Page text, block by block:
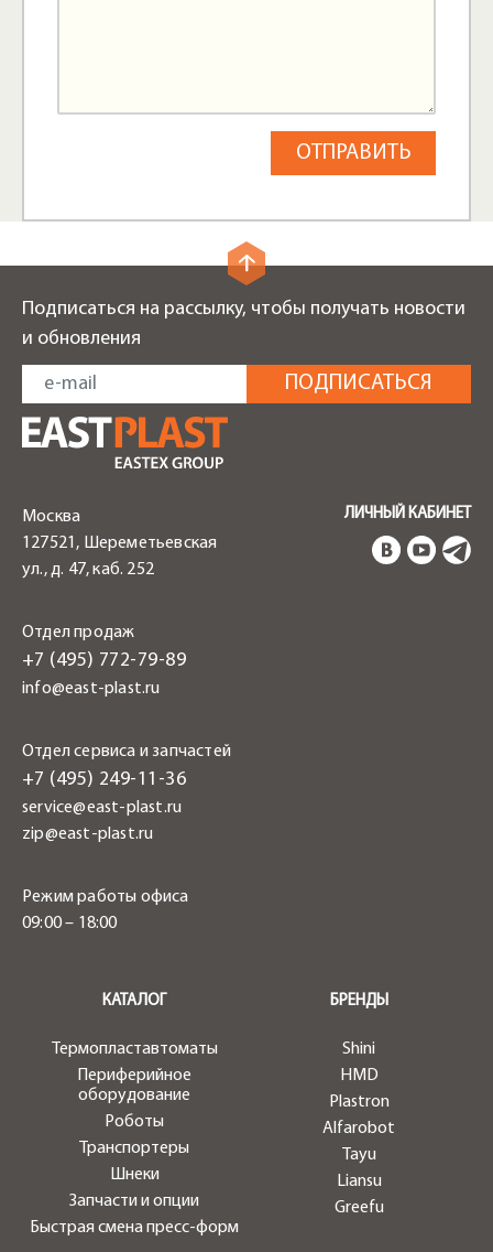
Подписаться на рассылку, чтобы получать новости
и обновления
Москва
127521, Шереметьевская
ул., д. 47, каб. 252
Отдел продаж
+7 (495) 772-79-89
info@east-plast.ru
Отдел сервиса и запчастей
+7 (495) 249-11-36
service@east-plast.ru
zip@east-plast.ru
Режим работы офиса
09:00 – 18:00
ЛИЧНЫЙ КАБИНЕТ
КАТАЛОГ
Термопластавтоматы
Периферийное
оборудование
Роботы
Транспортеры
Шнеки
Запчасти и опции
Быстрая смена пресс-форм
БРЕНДЫ
Shini
HMD
Plastron
Alfarobot
Tayu
Liansu
Greefu